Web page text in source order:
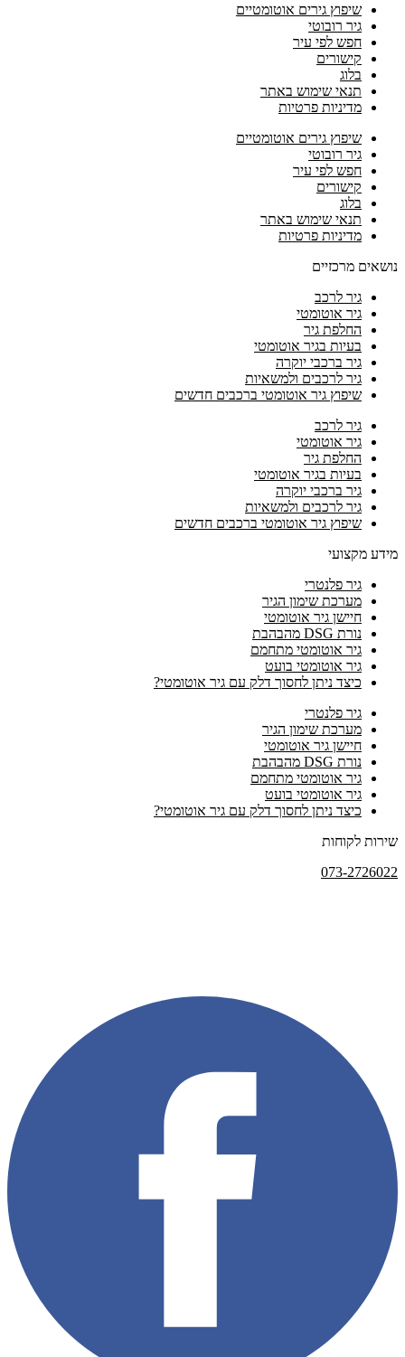
שיפוץ גירים אוטומטיים
גיר רובוטי
חפש לפי עיר
קישורים
בלוג
תנאי שימוש באתר
מדיניות פרטיות
שיפוץ גירים אוטומטיים
גיר רובוטי
חפש לפי עיר
קישורים
בלוג
תנאי שימוש באתר
מדיניות פרטיות
נושאים מרכזיים
גיר לרכב
גיר אוטומטי
החלפת גיר
בעיות בגיר אוטומטי
גיר ברכבי יוקרה
גיר לרכבים ולמשאיות
שיפוץ גיר אוטומטי ברכבים חדשים
גיר לרכב
גיר אוטומטי
החלפת גיר
בעיות בגיר אוטומטי
גיר ברכבי יוקרה
גיר לרכבים ולמשאיות
שיפוץ גיר אוטומטי ברכבים חדשים
מידע מקצועי
גיר פלנטרי
מערכת שימון הגיר
חיישן גיר אוטומטי
נורת DSG מהבהבת
גיר אוטומטי מתחמם
גיר אוטומטי בועט
כיצד ניתן לחסוך דלק עם גיר אוטומטי?
גיר פלנטרי
מערכת שימון הגיר
חיישן גיר אוטומטי
נורת DSG מהבהבת
גיר אוטומטי מתחמם
גיר אוטומטי בועט
כיצד ניתן לחסוך דלק עם גיר אוטומטי?
שירות לקוחות
073-2726022